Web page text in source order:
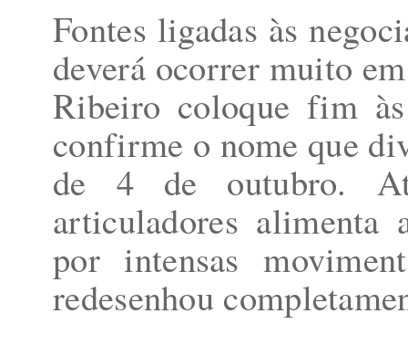
Fontes ligadas às
deverá ocorrer muito
Ribeiro coloque fim
confirme o nome que
de 4 de outubro.
articuladores alimenta
por intensas
redesenhou